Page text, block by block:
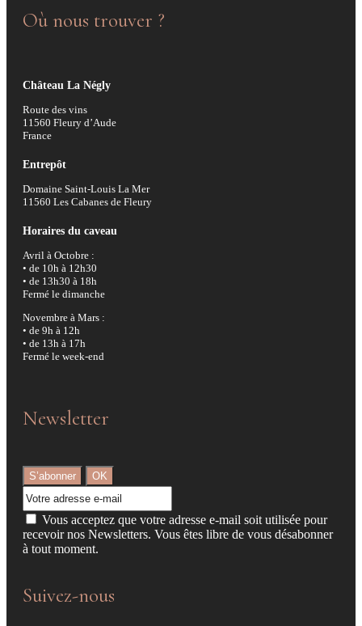
Où nous trouver ?
Château La Négly
Route des vins
11560 Fleury d’Aude
France
Entrepôt
Domaine Saint-Louis La Mer
11560 Les Cabanes de Fleury
Horaires du caveau
Avril à Octobre :
• de 10h à 12h30
• de 13h30 à 18h
Fermé le dimanche
Novembre à Mars :
• de 9h à 12h
• de 13h à 17h
Fermé le week-end
Newsletter
Vous acceptez que votre adresse e-mail soit utilisée pour
recevoir nos Newsletters. Vous êtes libre de vous désabonner
à tout moment.
Suivez-nous